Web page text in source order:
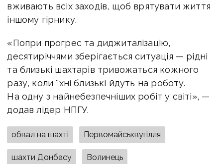
вживають всіх заходів, щоб врятувати життя
іншому гірнику.
«Попри прогрес та диджиталізацію,
десятиріччями зберігається ситуація — рідні
та близькі шахтарів тривожаться кожного
разу, коли їхні близькі йдуть на роботу.
На одну з найнебезпечніших робіт у світі», —
додав лідер НПГУ.
обвал на шахті Первомайськвугілля
шахти Донбасу Волинець